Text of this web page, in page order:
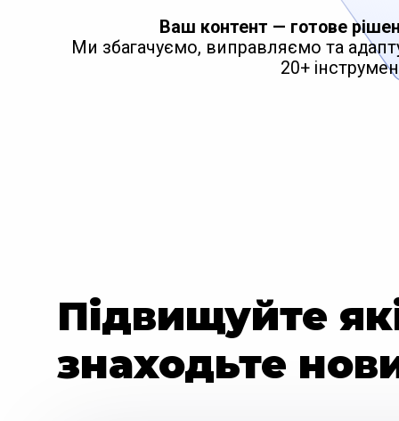
Ваш контент — готове
Ми збагачуємо, виправляємо та
20+
Підвищуйте
знаходьте